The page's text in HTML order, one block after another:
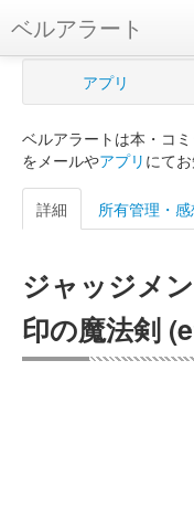
ベルアラート
ベルアラートとは
新規登録
ログイン
購入管理
Myシェルフ
アプリ
ベルアラートは本・コ
をメールやアプリ にて
詳細 所有管理・感
ジャッジメ
印の魔法剣